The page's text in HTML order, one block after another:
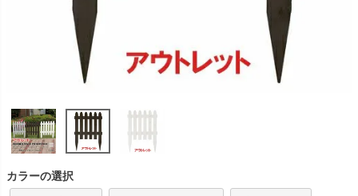
カラーの選択